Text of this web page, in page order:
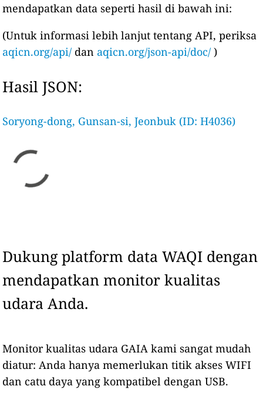
mendapatkan data seperti hasil di bawah ini:
(Untuk informasi lebih lanjut tentang API, periksa
aqicn.org/api/ dan aqicn.org/json-api/doc/ )
Hasil JSON:
Soryong-dong, Gunsan-si, Jeonbuk (ID: H4036)
Dukung platform data WAQI dengan
mendapatkan monitor kualitas
udara Anda.
Monitor kualitas udara GAIA kami sangat mudah
diatur: Anda hanya memerlukan titik akses WIFI
dan catu daya yang kompatibel dengan USB.